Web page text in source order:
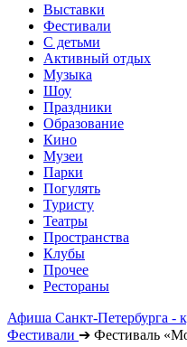
Выставки
Фестивали
С детьми
Активный отдых
Музыка
Шоу
Праздники
Образование
Кино
Музеи
Парки
Погулять
Туристу
Театры
Пространства
Клубы
Прочее
Рестораны
Афиша Санкт-Петербурга -
Фестивали ➔ Фестиваль